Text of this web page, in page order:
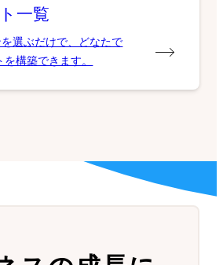
一覧
選ぶだけで、どなたで
構築できます。